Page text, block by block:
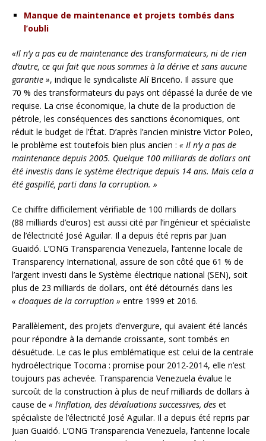
Manque de maintenance et projets tombés dans
l’oubli
«Il n’y a pas eu de maintenance des transformateurs, ni de rien
d’autre, ce qui fait que nous sommes à la dérive et sans aucune
garantie », indique le syndicaliste Alí Briceño. Il assure que
70 % des transformateurs du pays ont dépassé la durée de vie
requise. La crise économique, la chute de la production de
pétrole, les conséquences des sanctions économiques, ont
réduit le budget de l’État. D’après l’ancien ministre Victor Poleo,
le problème est toutefois bien plus ancien : « Il n’y a pas de
maintenance depuis 2005. Quelque 100 milliards de dollars ont
été investis dans le système électrique depuis 14 ans. Mais cela a
été gaspillé, parti dans la corruption. »
Ce chiffre difficilement vérifiable de 100 milliards de dollars
(88 milliards d’euros) est aussi cité par l’ingénieur et spécialiste
de l’électricité José Aguilar. Il a depuis été repris par Juan
Guaidó. L’ONG Transparencia Venezuela, l’antenne locale de
Transparency International, assure de son côté que 61 % de
l’argent investi dans le Système électrique national (SEN), soit
plus de 23 milliards de dollars, ont été détournés dans les
« cloaques de la corruption » entre 1999 et 2016.
Parallèlement, des projets d’envergure, qui avaient été lancés
pour répondre à la demande croissante, sont tombés en
désuétude. Le cas le plus emblématique est celui de la centrale
hydroélectrique Tocoma : promise pour 2012-2014, elle n’est
toujours pas achevée. Transparencia Venezuela évalue le
surcoût de la construction à plus de neuf milliards de dollars à
cause de « l’inflation, des dévaluations successives, des et
spécialiste de l’électricité José Aguilar. Il a depuis été repris par
Juan Guaidó. L’ONG Transparencia Venezuela, l’antenne locale